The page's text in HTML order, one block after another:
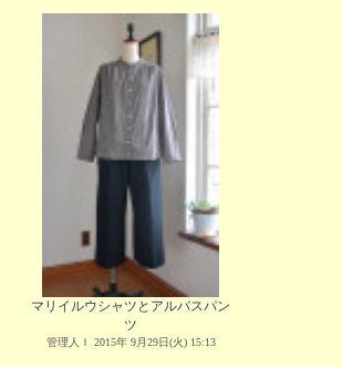
マリイルウシャツとアルバスパン
ツ
管理人Ｉ 2015年 9月29日(火) 15:13